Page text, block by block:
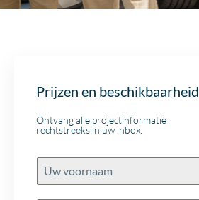
Prijzen en beschikbaarheid
Ontvang alle projectinformatie
rechtstreeks in uw inbox.